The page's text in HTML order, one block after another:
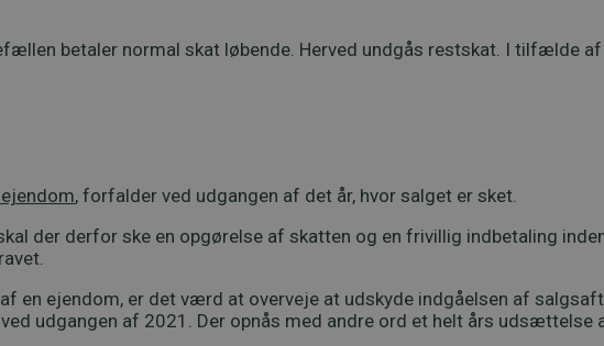
betaler normal skat løbende. Herved undgås restskat. I tilfælde
, forfalder ved udgangen af det år, hvor salget er sket.
der derfor ske en opgørelse af skatten og en frivillig indbetaling
en ejendom, er det værd at overveje at udskyde indgåelsen af
udgangen af 2021. Der opnås med andre ord et helt års udsættelse